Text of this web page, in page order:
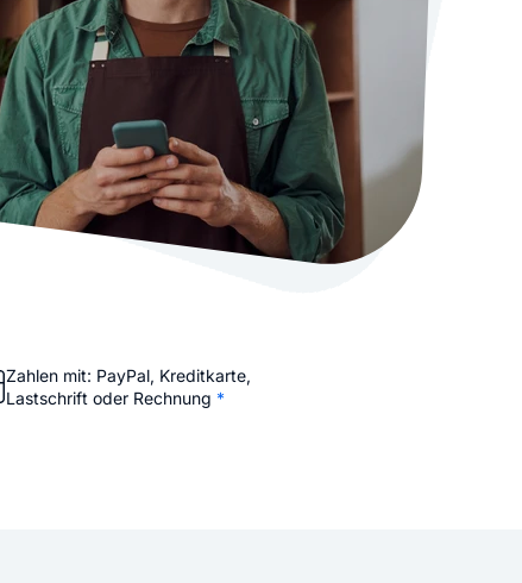
erstellen
noch heute online
lassen Sehr beliebt
Service erstellt Ihre Website
Premium Services
Individuelle technische Unterstützung
Banner-Werbung
Deine Anzeigen auf anderen
Social Media Marketing
Mehr Kunden über Instagram &
Online Complete
Zahlen mit: PayPal, Kreditkarte,
Lastschrift oder Rechnung *